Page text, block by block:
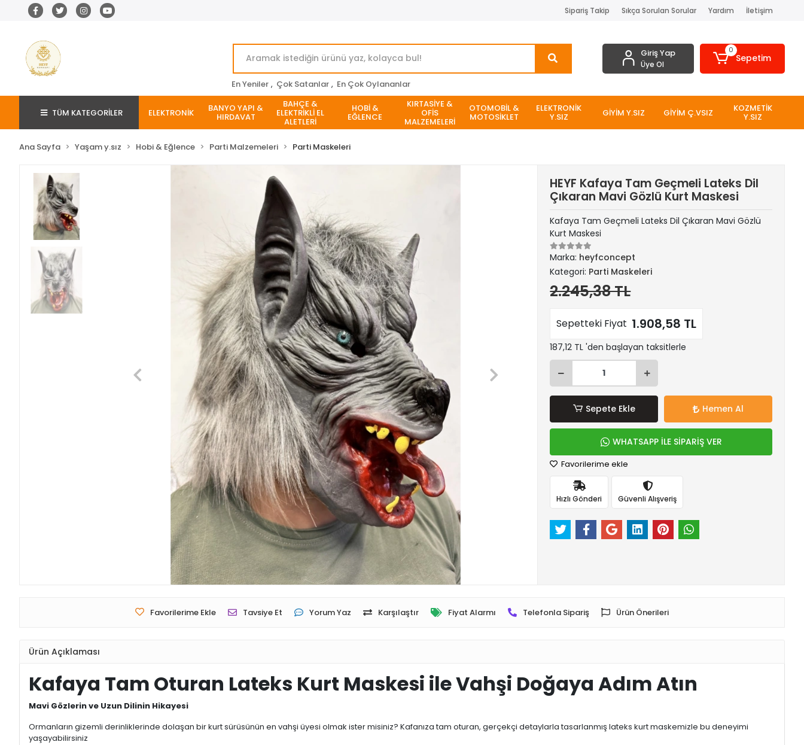
Sipariş Takip Sıkça Sorulan Sorular Yardım İletişim
En Yeniler , Çok Satanlar , En Çok Oylananlar
Giriş Yap
Üye Ol
0
Sepetim
TÜM KATEGORİLER ELEKTRONİK BANYO YAPI &
HIRDAVAT
BAHÇE &
ELEKTRİKLİ EL
ALETLERİ
HOBİ &
EĞLENCE
KIRTASİYE &
OFİS
MALZEMELERİ
OTOMOBİL &
MOTOSİKLET
ELEKTRONİK
Y.SIZ GİYİM Y.SIZ GİYİM Ç.VSIZ KOZMETİK
Y.SIZ
Ana Sayfa Yaşam y.sız Hobi & Eğlence Parti Malzemeleri Parti Maskeleri
HEYF Kafaya Tam Geçmeli Lateks Dil
Çıkaran Mavi Gözlü Kurt Maskesi
Kafaya Tam Geçmeli Lateks Dil Çıkaran Mavi Gözlü
Kurt Maskesi
Marka: heyfconcept
Kategori: Parti Maskeleri
2.245,38 TL
Sepetteki Fiyat 1.908,58 TL
187,12 TL 'den başlayan taksitlerle
Sepete Ekle Hemen Al
WHATSAPP İLE SİPARİŞ VER
Favorilerime ekle
Hızlı Gönderi Güvenli Alışveriş
Favorilerime Ekle Tavsiye Et Yorum Yaz Karşılaştır Fiyat Alarmı Telefonla Sipariş Ürün Önerileri
Ürün Açıklaması
Kafaya Tam Oturan Lateks Kurt Maskesi ile Vahşi Doğaya Adım Atın
Mavi Gözlerin ve Uzun Dilinin Hikayesi
Ormanların gizemli derinliklerinde dolaşan bir kurt sürüsünün en vahşi üyesi olmak ister misiniz? Kafanıza tam oturan, gerçekçi detaylarla tasarlanmış lateks kurt maskemizle bu deneyimi
yaşayabilirsiniz